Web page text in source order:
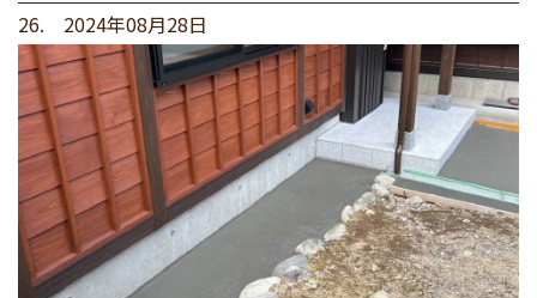
26. 2024年08月28日